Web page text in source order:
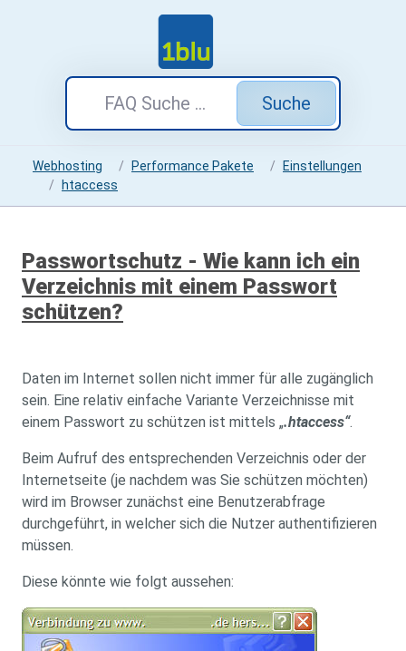
Suche
Webhosting Performance Pakete
Einstellungen
htaccess
Passwortschutz - Wie kann ich ein
Verzeichnis mit einem Passwort
schützen?
Daten im Internet sollen nicht immer für alle zugänglich
sein. Eine relativ einfache Variante Verzeichnisse mit
einem Passwort zu schützen ist mittels „.htaccess“.
Beim Aufruf des entsprechenden Verzeichnis oder der
Internetseite (je nachdem was Sie schützen möchten)
wird im Browser zunächst eine Benutzerabfrage
durchgeführt, in welcher sich die Nutzer authentifizieren
müssen.
Diese könnte wie folgt aussehen: